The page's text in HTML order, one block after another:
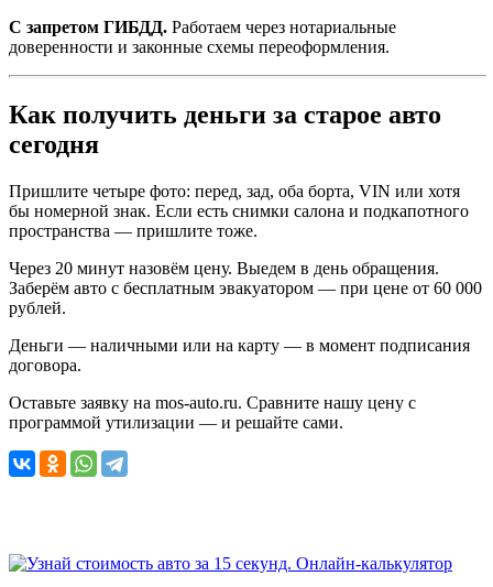
С запретом ГИБДД. Работаем через нотариальные
доверенности и законные схемы переоформления.
Как получить деньги за старое авто
сегодня
Пришлите четыре фото: перед, зад, оба борта, VIN или хотя
бы номерной знак. Если есть снимки салона и подкапотного
пространства — пришлите тоже.
Через 20 минут назовём цену. Выедем в день обращения.
Заберём авто с бесплатным эвакуатором — при цене от 60 000
рублей.
Деньги — наличными или на карту — в момент подписания
договора.
Оставьте заявку на mos-auto.ru. Сравните нашу цену с
программой утилизации — и решайте сами.